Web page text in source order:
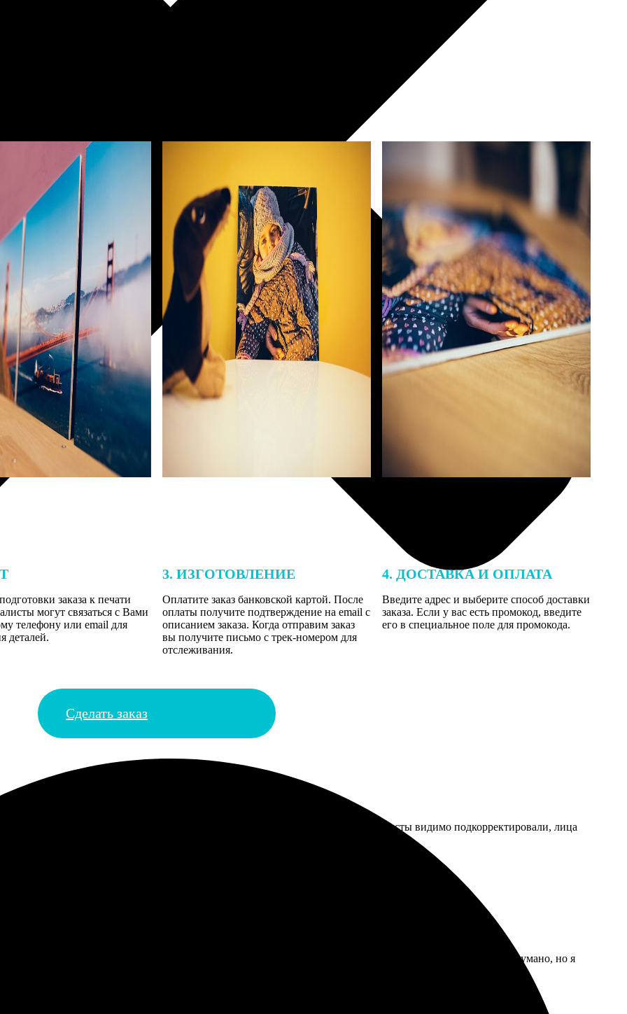
заказа к печати
могут связаться с Вами
телефону или email для
деталей.
3. ИЗГОТОВЛЕНИЕ
Оплатите заказ банковской картой. После
оплаты получите подтверждение на email с
описанием заказа. Когда отправим заказ
вы получите письмо с трек-номером для
отслеживания.
4. ДОСТАВКА И ОПЛАТА
Введите адрес и выберите способ доставки
заказа. Если у вас есть промокод, введите
его в специальное поле для промокода.
Сделать заказ
очень тёмными. Думала, ничего не выйдет, но результат порадовал — специалисты видимо подкорректировали, лица
эффектно. Только если отходить подальше, лицо распознаётся, а вблизи просто квадратики. Так и задумано, но я